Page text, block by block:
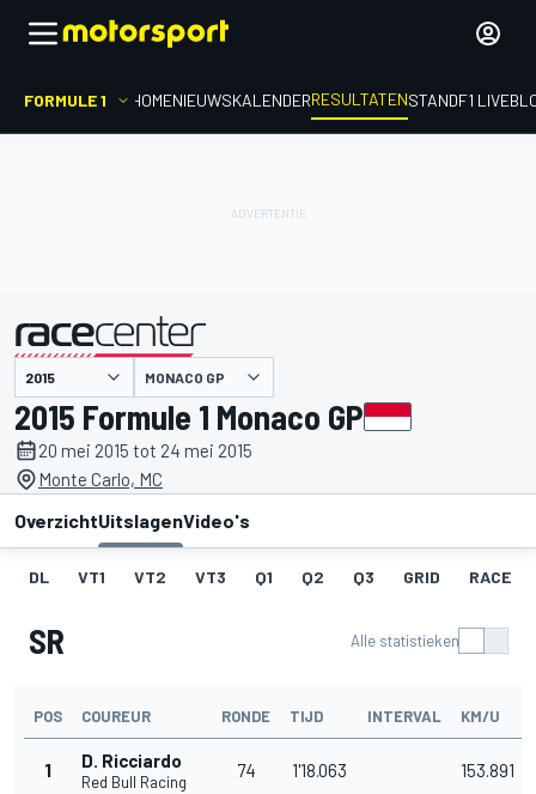
FORMULE 1 HOMENIEUWSKALENDERRESULTATENSTANDF1
gepresenteerd door MONACO GP
2015 Formule 1 Monaco GP
20 mei 2015 tot 24 mei 2015
Monte Carlo, MC
OverzichtUitslagenVideo's
DL VT1 VT2 VT3 Q1 Q2 Q3 GRID RACE
SR Alle statistieken
POS COUREUR RONDE TIJD INTERVAL KM/U
1 D. Ricciardo
Red Bull Racing
74 1'18.063 153.891